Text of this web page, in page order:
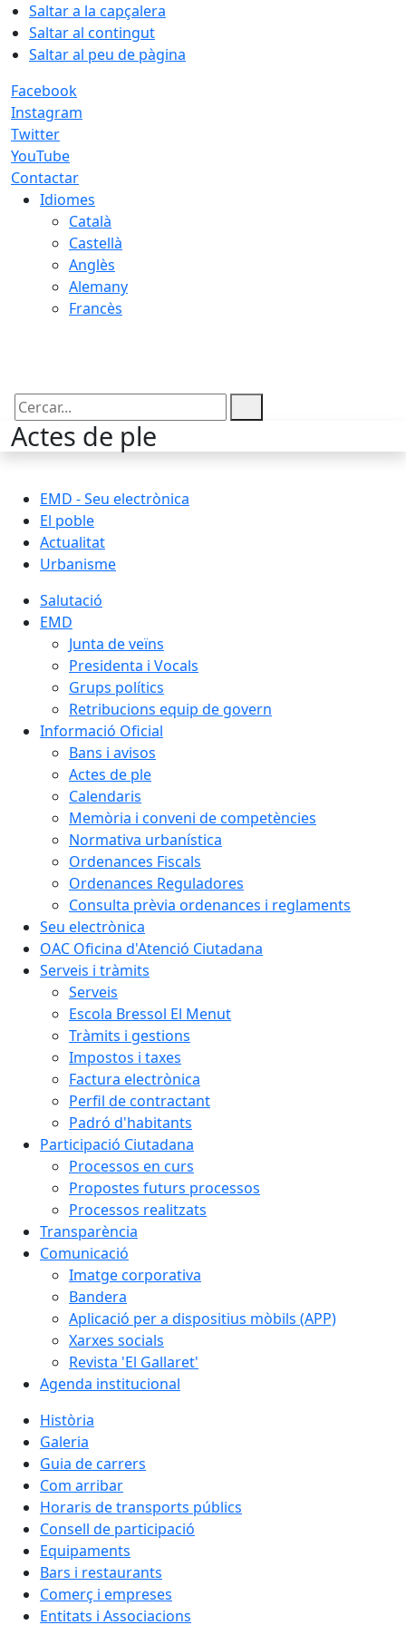
Saltar a la capçalera
Saltar al contingut
Saltar al peu de pàgina
Facebook
Instagram
Twitter
YouTube
Contactar
Idiomes
Català
Castellà
Anglès
Alemany
Francès
Cercar:
Actes de ple
EMD - Seu electrònica
El poble
Actualitat
Urbanisme
Salutació
EMD
Junta de veïns
Presidenta i Vocals
Grups polítics
Retribucions equip de govern
Informació Oficial
Bans i avisos
Actes de ple
Calendaris
Memòria i conveni de competències
Normativa urbanística
Ordenances Fiscals
Ordenances Reguladores
Consulta prèvia ordenances i reglaments
Seu electrònica
OAC Oficina d'Atenció Ciutadana
Serveis i tràmits
Serveis
Escola Bressol El Menut
Tràmits i gestions
Impostos i taxes
Factura electrònica
Perfil de contractant
Padró d'habitants
Participació Ciutadana
Processos en curs
Propostes futurs processos
Processos realitzats
Transparència
Comunicació
Imatge corporativa
Bandera
Aplicació per a dispositius mòbils (APP)
Xarxes socials
Revista 'El Gallaret'
Agenda institucional
Història
Galeria
Guia de carrers
Com arribar
Horaris de transports públics
Consell de participació
Equipaments
Bars i restaurants
Comerç i empreses
Entitats i Associacions